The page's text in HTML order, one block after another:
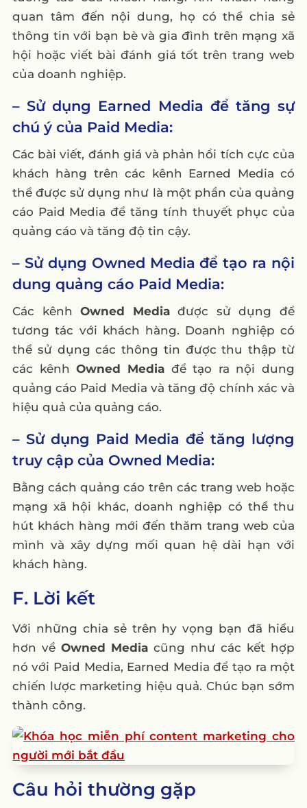
quan tâm đến nội dung, họ có thể chia sẻ
thông tin với bạn bè và gia đình trên mạng xã
hội hoặc viết bài đánh giá tốt trên trang web
của doanh nghiệp.
– Sử dụng Earned Media để tăng sự
chú ý của Paid Media:
Các bài viết, đánh giá và phản hồi tích cực của
khách hàng trên các kênh Earned Media có
thể được sử dụng như là một phần của quảng
cáo Paid Media để tăng tính thuyết phục của
quảng cáo và tăng độ tin cậy.
– Sử dụng Owned Media để tạo ra nội
dung quảng cáo Paid Media:
Các kênhOwned Mediađược sử dụng để
tương tác với khách hàng. Doanh nghiệp có
thể sử dụng các thông tin được thu thập từ
các kênhOwned Mediađể tạo ra nội dung
quảng cáo Paid Media và tăng độ chính xác và
hiệu quả của quảng cáo.
– Sử dụng Paid Media để tăng lượng
truy cập của Owned Media:
Bằng cách quảng cáo trên các trang web hoặc
mạng xã hội khác, doanh nghiệp có thể thu
hút khách hàng mới đến thăm trang web của
mình và xây dựng mối quan hệ dài hạn với
khách hàng.
F. Lời kết
Với những chia sẻ trên hy vọng bạn đã hiểu
hơn về Owned Media cũng như các kết hợp
nó với Paid Media, Earned Media để tạo ra một
chiến lược marketing hiệu quả. Chúc bạn sớm
thành công.
Câu hỏi thường gặp